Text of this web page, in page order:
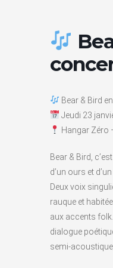
Bear & Bird
Jeudi 23
Hangar Zéro
Bear & Bird,
d’un ours et
Deux voix
rauque et
aux accents
dialogue
semi-